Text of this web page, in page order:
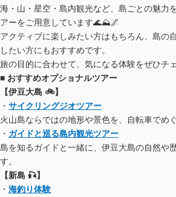
海・山・星空・島内観光など、島ごとの魅力
アーをご用意しています🌊⛰️🌌
アクティブに楽しみたい方はもちろん、島の
したい方にもおすすめです。
旅の目的に合わせて、気になる体験をぜひチ
■ おすすめオプショナルツアー
【伊豆大島 🚲】
・ サイクリングジオツアー
火山島ならではの地形や景色を、自転車でめ
・ ガイドと巡る島内観光ツアー
島を知るガイドと一緒に、伊豆大島の自然や
す。
【新島 🎣】
・ 海釣り体験